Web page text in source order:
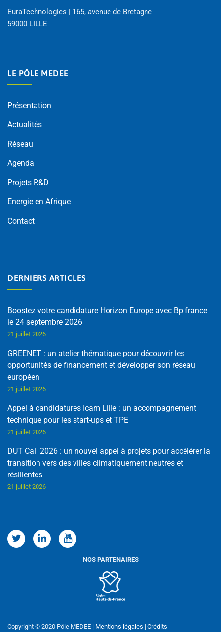
EuraTechnologies | 165, avenue de Bretagne
59000 LILLE
LE PÔLE MEDEE
Présentation
Actualités
Réseau
Agenda
Projets R&D
Energie en Afrique
Contact
DERNIERS ARTICLES
Boostez votre candidature Horizon Europe avec Bpifrance
le 24 septembre 2026
21 juillet 2026
GREENET : un atelier thématique pour découvrir les
opportunités de financement et développer son réseau
européen
21 juillet 2026
Appel à candidatures Icam Lille : un accompagnement
technique pour les start-ups et TPE
21 juillet 2026
DUT Call 2026 : un nouvel appel à projets pour accélérer la
transition vers des villes climatiquement neutres et
résilientes
21 juillet 2026
Copyright © 2020 Pôle MEDEE | Mentions légales | Crédits